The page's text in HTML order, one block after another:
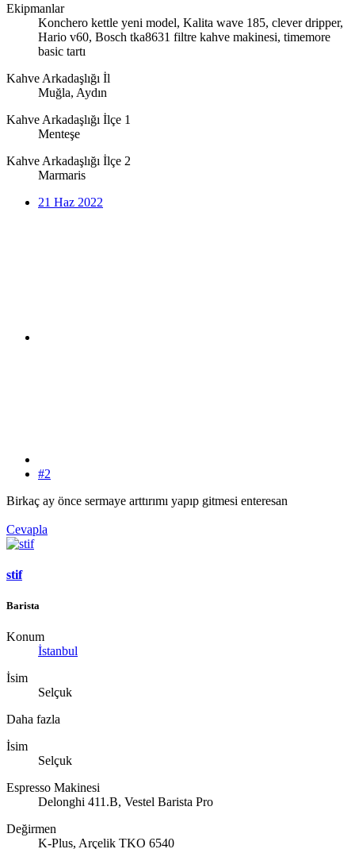
Ekipmanlar
Konchero kettle yeni model, Kalita wave 185, clever dripper,
Hario v60, Bosch tka8631 filtre kahve makinesi, timemore
basic tartı
Kahve Arkadaşlığı İl
Muğla, Aydın
Kahve Arkadaşlığı İlçe 1
Menteşe
Kahve Arkadaşlığı İlçe 2
Marmaris
21 Haz 2022
#2
Birkaç ay önce sermaye arttırımı yapıp gitmesi enteresan
Cevapla
stif
Barista
Konum
İstanbul
İsim
Selçuk
Daha fazla
İsim
Selçuk
Espresso Makinesi
Delonghi 411.B, Vestel Barista Pro
Değirmen
K-Plus, Arçelik TKO 6540